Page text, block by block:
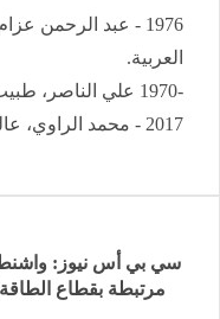
1976 - عبد الرحمن
العربية.
-1970 علي الناصر، طبيب وشاعر وكاتب قصصي سوري.
2017 - محمد الراوي، عالم مسلم مصري.
سي بي أس نيوز:
مرتبطة بقطاع الطاقة